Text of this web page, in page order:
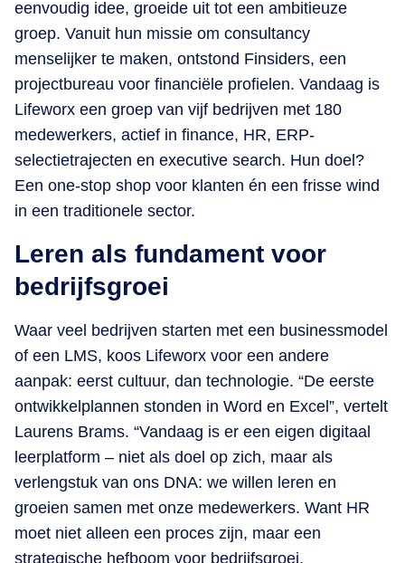
eenvoudig idee, groeide uit tot een ambitieuze
groep. Vanuit hun missie om consultancy
menselijker te maken, ontstond Finsiders, een
projectbureau voor financiële profielen. Vandaag is
Lifeworx een groep van vijf bedrijven met 180
medewerkers, actief in finance, HR, ERP-
selectietrajecten en executive search. Hun doel?
Een one-stop shop voor klanten én een frisse wind
in een traditionele sector.
Leren als fundament voor
bedrijfsgroei
Waar veel bedrijven starten met een businessmodel
of een LMS, koos Lifeworx voor een andere
aanpak: eerst cultuur, dan technologie. “De eerste
ontwikkelplannen stonden in Word en Excel”, vertelt
Laurens Brams. “Vandaag is er een eigen digitaal
leerplatform – niet als doel op zich, maar als
verlengstuk van ons DNA: we willen leren en
groeien samen met onze medewerkers. Want HR
moet niet alleen een proces zijn, maar een
strategische hefboom voor bedrijfsgroei.